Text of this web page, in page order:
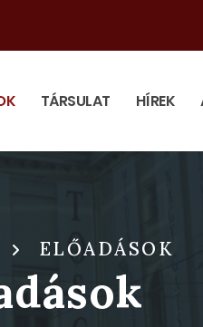
TÁRSULAT HÍREK
ELŐADÁSOK